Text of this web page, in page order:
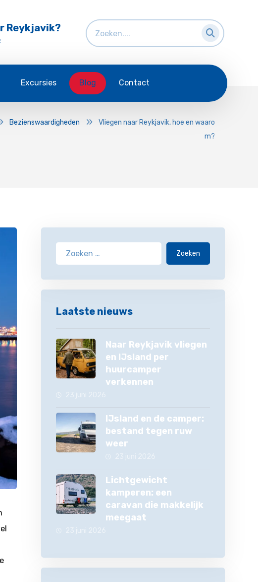
Reykjavik?
Excursies Blog Contact
Bezienswaardigheden
Vliegen naar Reykjavik, hoe en waaro
m?
Zoeken
Laatste nieuws
Naar Reykjavik vliegen
en IJsland per
huurcamper
verkennen
IJsland en de camper:
bestand tegen ruw
weer
Lichtgewicht
kamperen: een
caravan die makkelijk
meegaat